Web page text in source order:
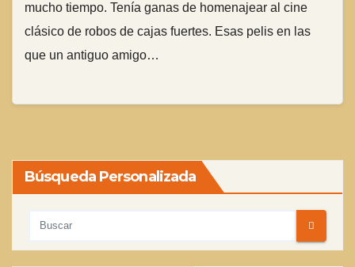
mucho tiempo. Tenía ganas de homenajear al cine
clásico de robos de cajas fuertes. Esas pelis en las
que un antiguo amigo…
Búsqueda Personalizada